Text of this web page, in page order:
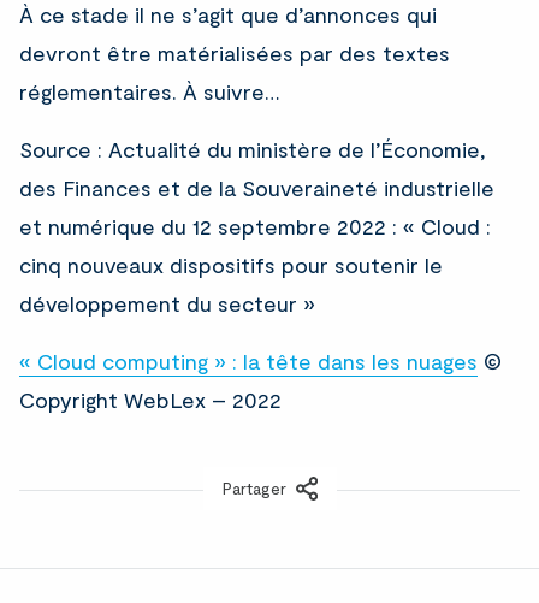
À ce stade il ne s’agit que d’annonces qui
devront être matérialisées par des textes
réglementaires. À suivre…
Source : Actualité du ministère de l’Économie,
des Finances et de la Souveraineté industrielle
et numérique du 12 septembre 2022 : « Cloud :
cinq nouveaux dispositifs pour soutenir le
développement du secteur »
« Cloud computing » : la tête dans les nuages ©
Copyright WebLex – 2022
Partager
LinkedIn